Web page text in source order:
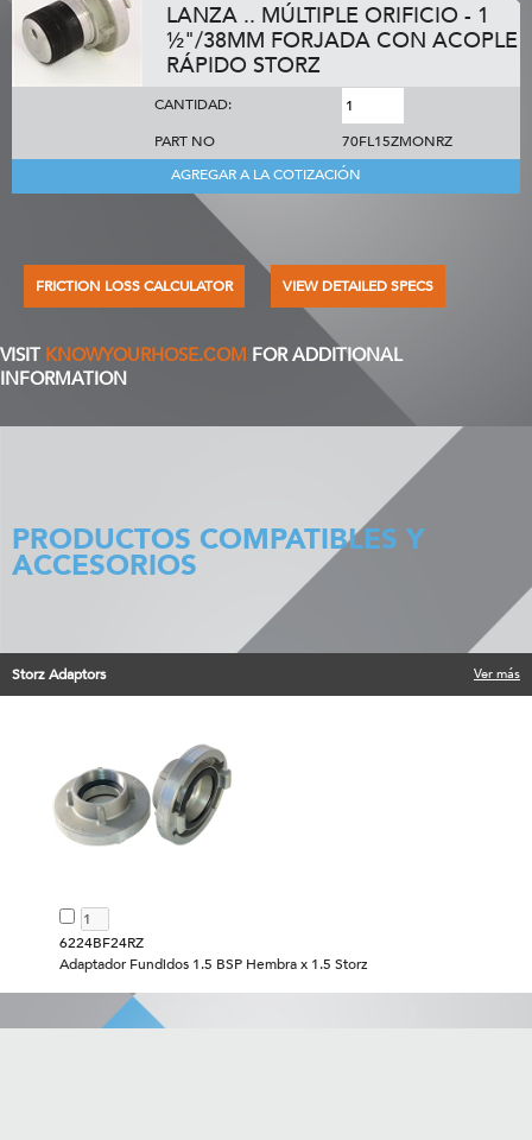
LANZA .. MÚLTIPLE ORIFICIO - 1
½"/38MM FORJADA CON ACOPLE
RÁPIDO STORZ
CANTIDAD:
PART NO
70FL15ZMONRZ
AGREGAR A LA COTIZACIÓN
FRICTION LOSS CALCULATOR VIEW DETAILED SPECS
VISIT KNOWYOURHOSE.COM FOR ADDITIONAL
INFORMATION
PRODUCTOS COMPATIBLES Y
ACCESORIOS
Storz Adaptors Ver más
6224BF24RZ
Adaptador Fundidos 1.5 BSP Hembra x 1.5 Storz